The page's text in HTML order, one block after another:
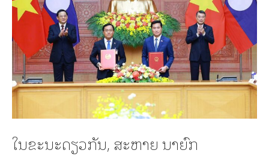
ໃນຂະນະດຽວກັນ, ສະຫາຍ ນາຍົກ